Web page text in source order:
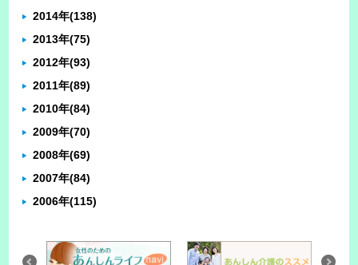
2014年(138)
2013年(75)
2012年(93)
2011年(89)
2010年(84)
2009年(70)
2008年(69)
2007年(84)
2006年(115)